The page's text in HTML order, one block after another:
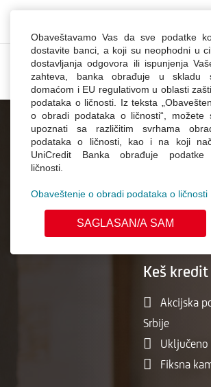
Keš
kredit
penzionere
Obaveštavamo Vas da sve podatke
dostavite banci, a koji su neophodni u
dostavljanja odgovora ili ispunjenja
zahteva, banka obrađuje u skladu
domaćom i EU regulativom u oblasti
podataka o ličnosti. Iz teksta
o obradi podataka o ličnosti“, možete
upoznati sa različitim svrhama
podataka o ličnosti, kao i na koji
UniCredit Banka obrađuje
ličnosti.
Obaveštenje o obradi podataka o ličnosti
SAGLASAN/A SAM
Dobrodošli u Webchat.
Unesite Vaše ime
Bez
Keš
za
penzionere
Keš
Akcijska
Srbije
Fiksna